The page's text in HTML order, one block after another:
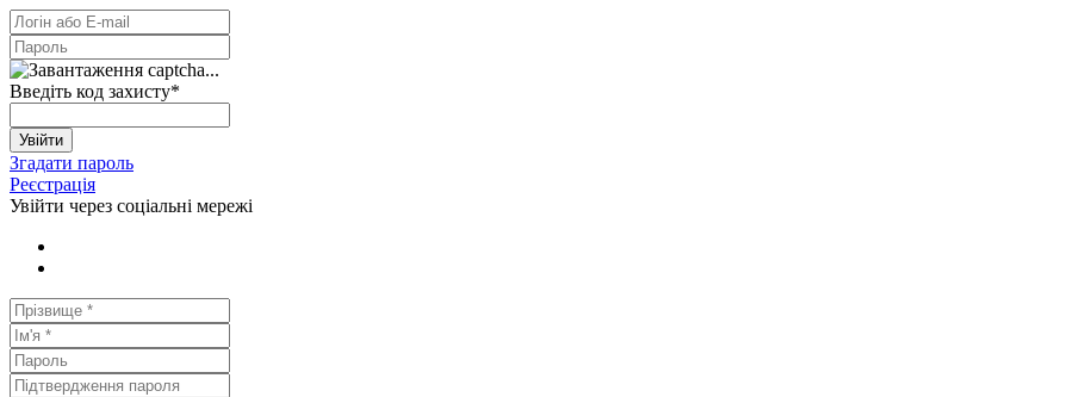
Введіть код захисту*
Увійти
Згадати пароль
Реєстрація
Увійти через соціальні мережі